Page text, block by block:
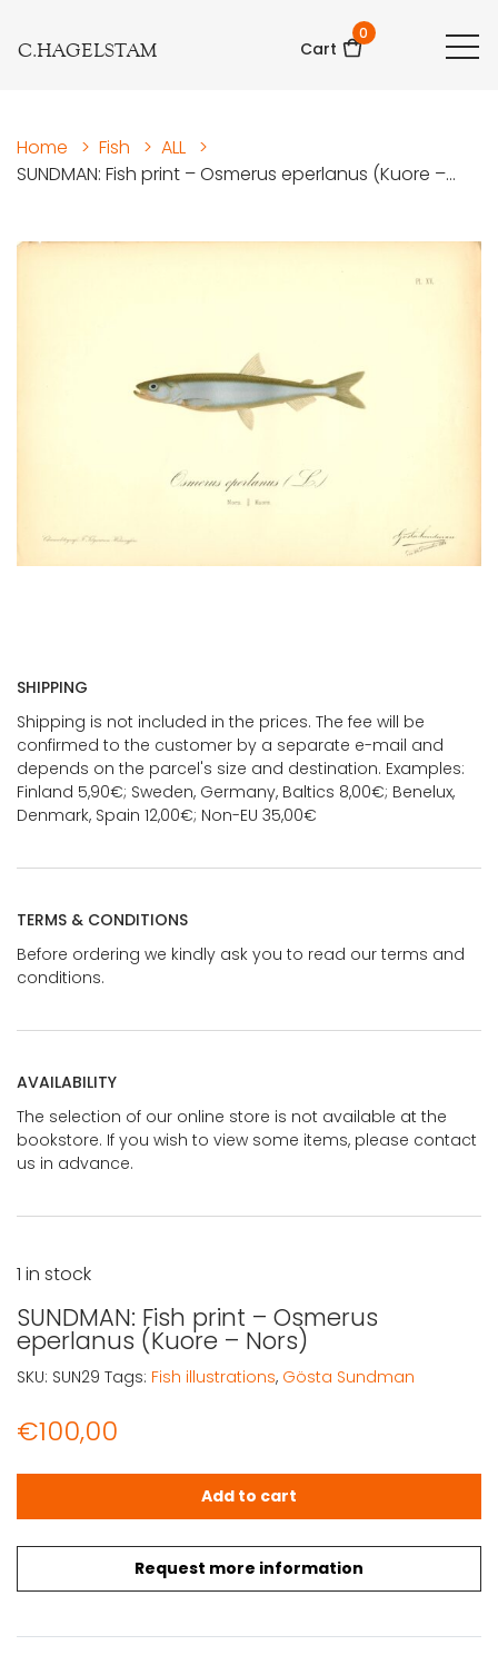
C.HAGELSTAM Cart
0
Home > Fish > ALL >
SUNDMAN: Fish print – Osmerus eperlanus (Kuore –...
SHIPPING
Shipping is not included in the prices. The fee will be
confirmed to the customer by a separate e-mail and
depends on the parcel's size and destination. Examples:
Finland 5,90€; Sweden, Germany, Baltics 8,00€; Benelux,
Denmark, Spain 12,00€; Non-EU 35,00€
TERMS & CONDITIONS
Before ordering we kindly ask you to read our terms and
conditions.
AVAILABILITY
The selection of our online store is not available at the
bookstore. If you wish to view some items, please contact
us in advance.
SUNDMAN: Fish print – Osmerus
eperlanus (Kuore – Nors)
€100,00
Request more information
1 in stock
SUNDMAN: Fish print - Osmerus eperlanus (Kuore -
Add to cart
SKU: SUN29 Tags: Fish illustrations, Gösta Sundman